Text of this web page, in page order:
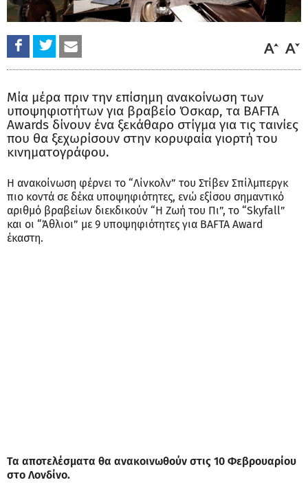
Μία μέρα πριν την επίσημη ανακοίνωση των
υποψηφιοτήτων για βραβείο Όσκαρ, τα BAFTA
Awards δίνουν ένα ξεκάθαρο στίγμα για τις ταινίες
που θα ξεχωρίσουν στην κορυφαία γιορτή του
κινηματογράφου.
Η ανακοίνωση φέρνει το “Λίνκολν” του Στίβεν Σπίλμπεργκ
πιο κοντά σε δέκα υποψηφιότητες, ενώ εξίσου σημαντικό
αριθμό βραβείων διεκδικούν “Η Ζωή του Πι”, το “Skyfall”
και οι “Άθλιοι” με 9 υποψηφιότητες για BAFTA Award
έκαστη.
Τα αποτελέσματα θα ανακοινωθούν στις 10 Φεβρουαρίου
στο Λονδίνο.